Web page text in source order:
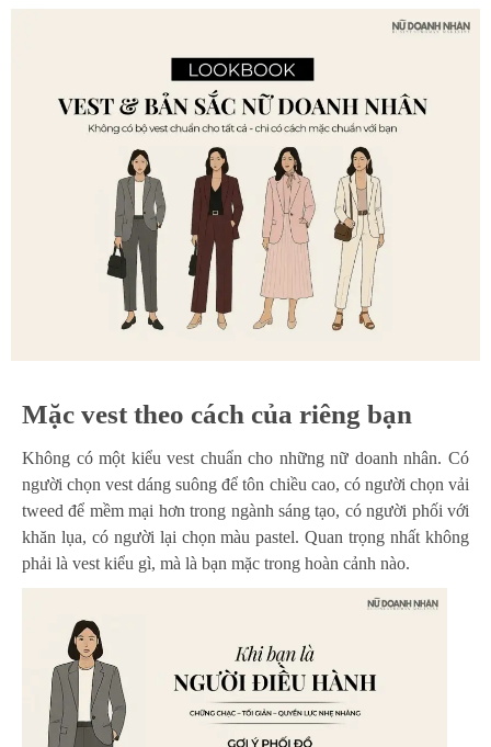
Mặc vest theo cách của riêng bạn
Không có một kiểu vest chuẩn cho những nữ doanh nhân. Có
người chọn vest dáng suông để tôn chiều cao, có người chọn vải
tweed để mềm mại hơn trong ngành sáng tạo, có người phối với
khăn lụa, có người lại chọn màu pastel. Quan trọng nhất không
phải là vest kiểu gì, mà là bạn mặc trong hoàn cảnh nào.